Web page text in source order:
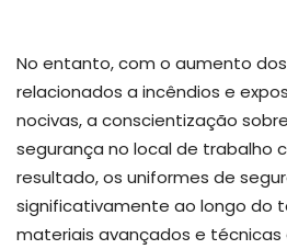
No entanto, com o aumento
relacionados a incêndios e
nocivas, a conscientização
segurança no local de trabalho
resultado, os uniformes de
significativamente ao longo do
materiais avançados e